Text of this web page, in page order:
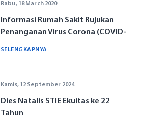
Rabu, 18 March 2020
Informasi Rumah Sakit Rujukan
Penanganan Virus Corona (COVID-
SELENGKAPNYA
Kamis, 12 September 2024
Dies Natalis STIE Ekuitas ke 22
Tahun